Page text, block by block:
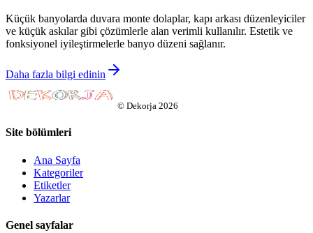
Küçük banyolarda duvara monte dolaplar, kapı arkası düzenleyiciler
ve küçük askılar gibi çözümlerle alan verimli kullanılır. Estetik ve
fonksiyonel iyileştirmelerle banyo düzeni sağlanır.
Daha fazla bilgi edinin
© Dekorja 2026
Site bölümleri
Ana Sayfa
Kategoriler
Etiketler
Yazarlar
Genel sayfalar